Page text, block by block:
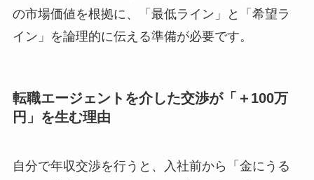
の市場価値を根拠に、「最低ライン」と「希望ラ
イン」を論理的に伝える準備が必要です。
転職エージェントを介した交渉が「＋100万
円」を生む理由
自分で年収交渉を行うと、入社前から「金にうる